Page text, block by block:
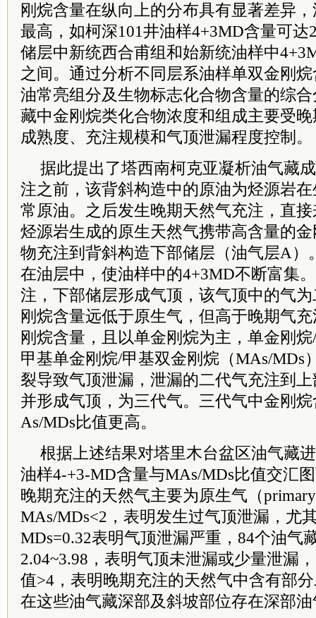
刚烷含量在纵向上的分布具有显著差异
最高，如柯深101井油样4+3MD含量可达
储层中新统西合甫组和始新统油样中
之间。通过分析不同层系油样单双金刚
油常亮组分及生物标志化合物含量的综
藏中金刚烷类化合物浓度和组成主要受
成熟度、充注规模和气顶泄漏程度控制。
据此提出了塔西南柯克亚凝析油气藏
注之前，该背斜构造中的原油为烃源岩
常原油。之后发生晚期天然气充注，直
烃源岩生成的原生天然气携带高含量的
物充注到背斜构造下部储层（油气层A）
在油层中，使油样中的4+3MD不断富集
注，下部储层形成气顶，该气顶中的气
刚烷含量远低于原生气，但高于晚期气
刚烷含量，且以单金刚烷为主，单金刚
甲基单金刚烷/甲基双金刚烷（MAs/MDs
裂导致气顶泄漏，泄漏的二代气充注到
并形成气顶，为三代气。三代气中金刚
As/MDs比值更高。
根据上述结果对塔里木台盆区油气藏
油样4-+3-MD含量与MAs/MDs比值交汇
晚期充注的天然气主要为原生气（
MAs/MDs<2，表明发生过气顶泄漏，尤
MDs=0.32表明气顶泄漏严重，84个油气
2.04~3.98，表明气顶未泄漏或少量泄漏
值>4，表明晚期充注的天然气中含有部
在这些油气藏深部及斜坡部位存在深部